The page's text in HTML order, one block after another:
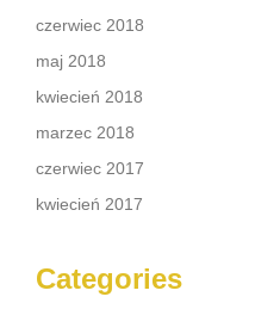
czerwiec 2018
maj 2018
kwiecień 2018
marzec 2018
czerwiec 2017
kwiecień 2017
Categories